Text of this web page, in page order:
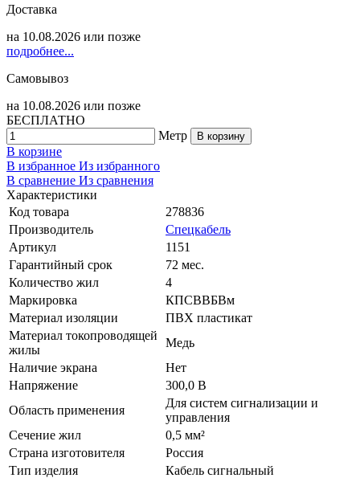
Доставка
на 10.08.2026 или позже
подробнее...
Самовывоз
на 10.08.2026 или позже
БЕСПЛАТНО
Метр
В корзину
В корзине
В избранное Из избранного
В сравнение Из сравнения
Характеристики
Код товара
278836
Производитель
Спецкабель
Артикул
1151
Гарантийный срок
72 мес.
Количество жил
4
Маркировка
КПСВВБВм
Материал изоляции
ПВХ пластикат
Материал токопроводящей
жилы
Медь
Наличие экрана
Нет
Напряжение
300,0 В
Область применения
Для систем сигнализации и
управления
Сечение жил
0,5 мм²
Страна изготовителя
Россия
Тип изделия
Кабель сигнальный